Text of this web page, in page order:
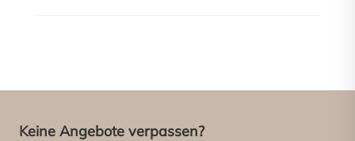
Keine Angebote verpassen?